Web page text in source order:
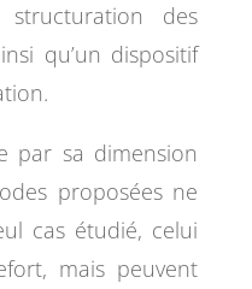
des
qu’un dispositif
par sa dimension
proposées ne
cas étudié, celui
mais peuvent